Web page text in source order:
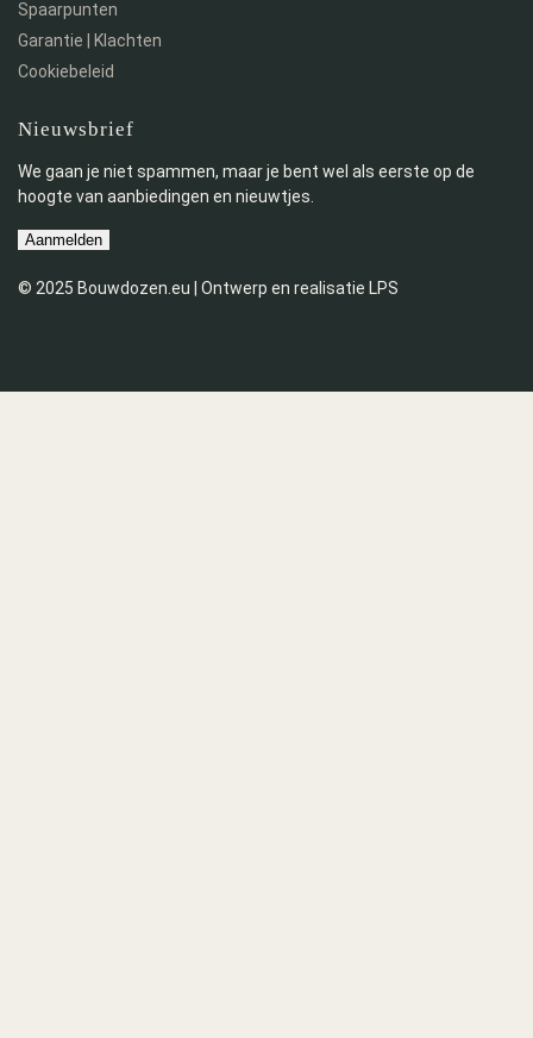
Spaarpunten
Garantie | Klachten
Cookiebeleid
Nieuwsbrief
We gaan je niet spammen, maar je bent wel als eerste op de
hoogte van aanbiedingen en nieuwtjes.
Aanmelden
© 2025 Bouwdozen.eu | Ontwerp en realisatie LPS